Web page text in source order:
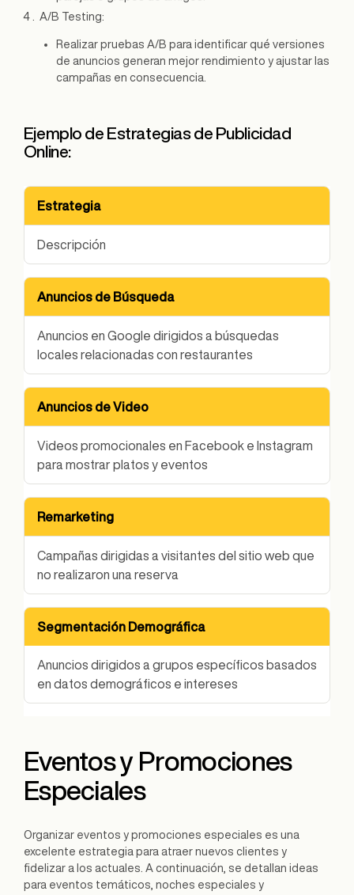
A/B Testing:
Realizar pruebas A/B para identificar qué versiones
de anuncios generan mejor rendimiento y ajustar las
campañas en consecuencia.
Ejemplo de Estrategias de Publicidad
Online:
Estrategia
Descripción
Anuncios de Búsqueda
Anuncios en Google dirigidos a búsquedas
locales relacionadas con restaurantes
Anuncios de Video
Videos promocionales en Facebook e Instagram
para mostrar platos y eventos
Remarketing
Campañas dirigidas a visitantes del sitio web que
no realizaron una reserva
Segmentación Demográfica
Anuncios dirigidos a grupos específicos basados
en datos demográficos e intereses
Eventos y Promociones
Especiales
Organizar eventos y promociones especiales es una
excelente estrategia para atraer nuevos clientes y
fidelizar a los actuales. A continuación, se detallan ideas
para eventos temáticos, noches especiales y